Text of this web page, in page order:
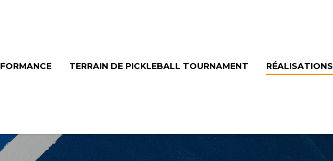
TERRAIN DE PICKLEBALL TOURNAMENT RÉALISATIONS